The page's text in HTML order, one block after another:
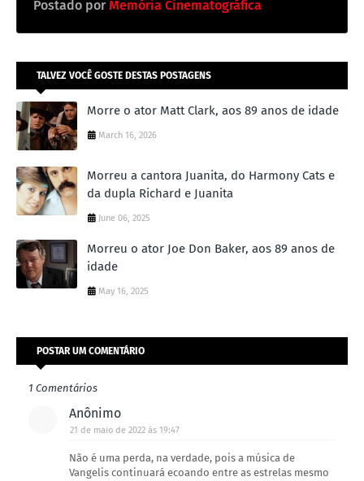
Postado por Memória Cinematográfica
TALVEZ VOCÊ GOSTE DESTAS POSTAGENS
Morre o ator Matt Clark, aos 89 anos de idade
March 16, 2026
Morreu a cantora Juanita, do Harmony Cats e
da dupla Richard e Juanita
June 06, 2025
Morreu o ator Joe Don Baker, aos 89 anos de
idade
May 16, 2025
POSTAR UM COMENTÁRIO
1 Comentários
Anônimo
21 de maio de 2022 às 19:47
Não é uma perda, na verdade, pois a música de
Vangelis continuará ecoando entre as estrelas mesmo